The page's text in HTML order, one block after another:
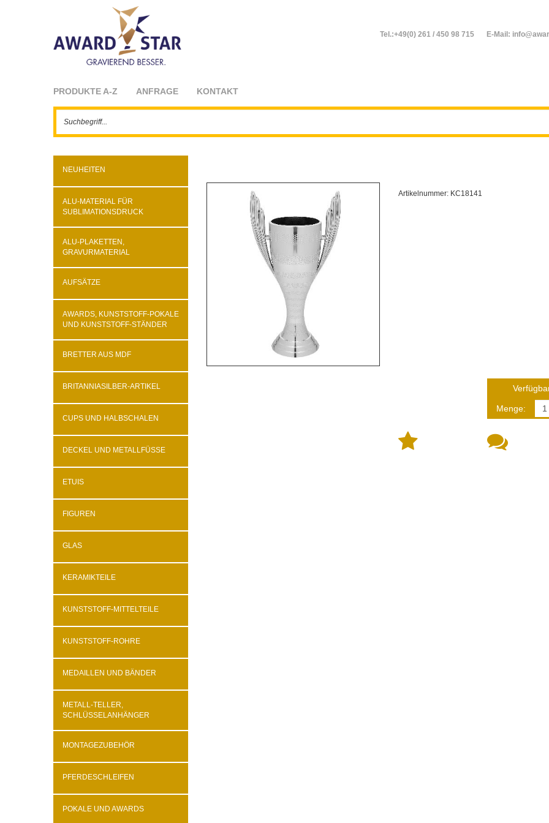
Tel.:+49(0) 261 / 450 98 715 E-Mail:
PRODUKTE A-Z ANFRAGE KONTAKT
NEUHEITEN
ALU-MATERIAL FÜR
SUBLIMATIONSDRUCK
ALU-PLAKETTEN,
GRAVURMATERIAL
AUFSÄTZE
AWARDS, KUNSTSTOFF-POKALE
UND KUNSTSTOFF-STÄNDER
BRETTER AUS MDF
BRITANNIASILBER-ARTIKEL
CUPS UND HALBSCHALEN
DECKEL UND METALLFÜSSE
ETUIS
FIGUREN
GLAS
KERAMIKTEILE
KUNSTSTOFF-MITTELTEILE
KUNSTSTOFF-ROHRE
MEDAILLEN UND BÄNDER
METALL-TELLER,
SCHLÜSSELANHÄNGER
MONTAGEZUBEHÖR
PFERDESCHLEIFEN
POKALE UND AWARDS
Artikelnummer: KC18141
Menge: